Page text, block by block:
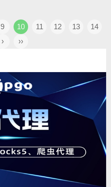
9 10 11 12 13
14
› ››